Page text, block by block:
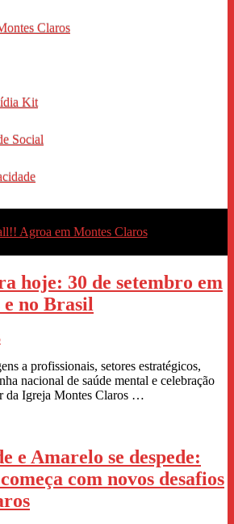
Claros
Kit
Social
hoje: 30 de setembro em
no Brasil
a profissionais, setores estratégicos,
nacional de saúde mental e celebração
da Igreja Montes Claros …
e Amarelo se despede:
com novos desafios